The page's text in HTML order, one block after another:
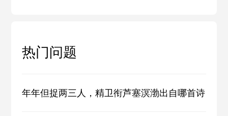
热门问题
年年但捉两三人，精卫衔芦塞溟渤出自哪首诗